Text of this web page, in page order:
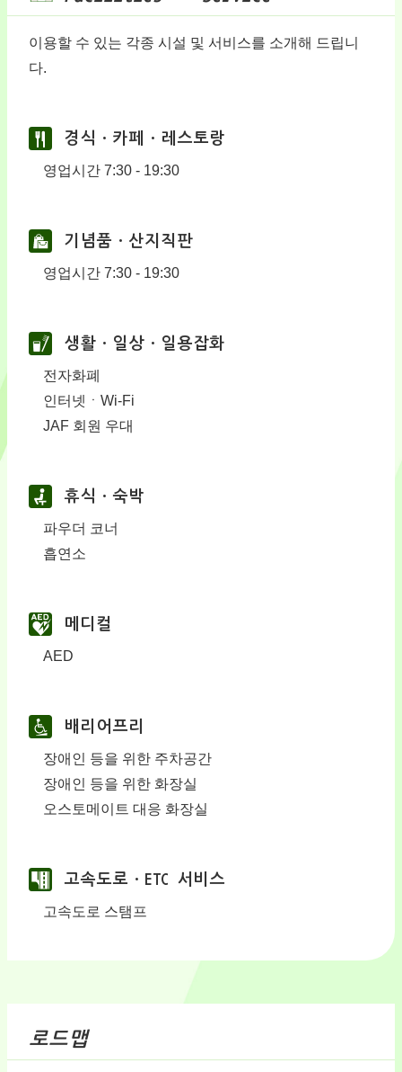
이용할 수 있는 각종 시설 및 서비스를 소개해 드립니
다.
경식ㆍ카페ㆍ레스토랑
영업시간 7:30 - 19:30
기념품ㆍ산지직판
영업시간 7:30 - 19:30
생활ㆍ일상ㆍ일용잡화
전자화폐
인터넷ㆍWi-Fi
JAF 회원 우대
휴식ㆍ숙박
파우더 코너
흡연소
메디컬
AED
배리어프리
장애인 등을 위한 주차공간
장애인 등을 위한 화장실
오스토메이트 대응 화장실
고속도로ㆍETC 서비스
고속도로 스탬프
로드맵